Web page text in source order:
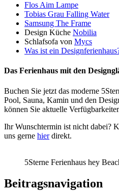
Flos Aim Lampe
Tobias Grau Falling Water
Samsung The Frame
Design Küche Nobilia
Schlafsofa von Mycs
Was ist ein
Das Ferienhaus mit den
Buchen Sie jetzt das moderne
Pool, Sauna, Kamin und den
können Sie aktuelle
Ihr Wunschtermin ist nicht dabei?
uns gerne hierdirekt.
5Sterne Ferienhaus hey
Beitragsnavigation